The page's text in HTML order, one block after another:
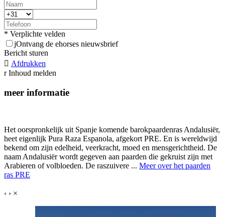
* Verplichte velden
jOntvang de ehorses nieuwsbrief
Bericht sturen
 Afdrukken
r Inhoud melden
meer informatie
Het oorspronkelijk uit Spanje komende barokpaardenras Andalusiër,
heet eigenlijk Pura Raza Espanola, afgekort PRE. En is wereldwijd
bekend om zijn edelheid, veerkracht, moed en mensgerichtheid. De
naam Andalusiër wordt gegeven aan paarden die gekruist zijn met
Arabieren of volbloeden. De raszuivere ... Meer over het paarden
ras PRE
‹ › ×